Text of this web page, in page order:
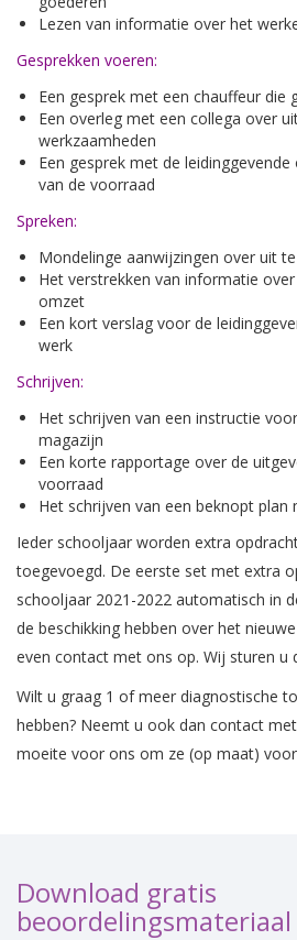
Lezen van informatie over het
Gesprekken voeren:
Een gesprek met een chauffeur die
Een overleg met een collega over
werkzaamheden
Een gesprek met de
van de voorraad
Spreken:
Mondelinge aanwijzingen over uit
Het verstrekken van informatie
omzet
Een kort verslag voor de
werk
Schrijven:
Het schrijven van een instructie
magazijn
Een korte rapportage over de
voorraad
Het schrijven van een beknopt
Ieder schooljaar worden extra
toegevoegd. De eerste set met extra
schooljaar 2021-2022 automatisch in
de beschikking hebben over het
even contact met ons op. Wij sturen u
Wilt u graag 1 of meer diagnostische
hebben? Neemt u ook dan contact
moeite voor ons om ze (op maat)
Download gratis
beoordelingsmateriaal